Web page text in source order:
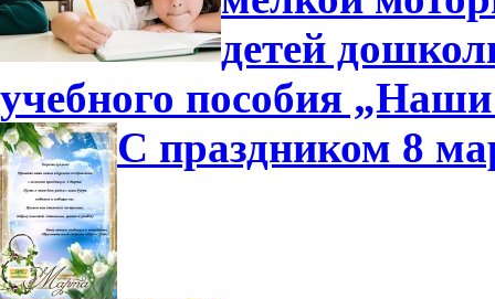
детей
учебного пособия
С праздником 8